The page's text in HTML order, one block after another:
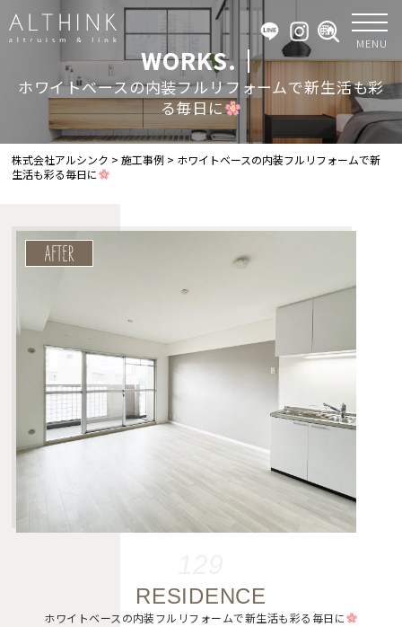
MENU
WORKS.｜
ホワイトベースの内装フルリフォームで新生活も彩
る毎日に
株式会社アルシンク >施工事例 > ホワイトベースの内装フルリフォームで新
生活も彩る毎日に
RESIDENCE
ホワイトベースの内装フルリフォームで新生活も彩る毎日に